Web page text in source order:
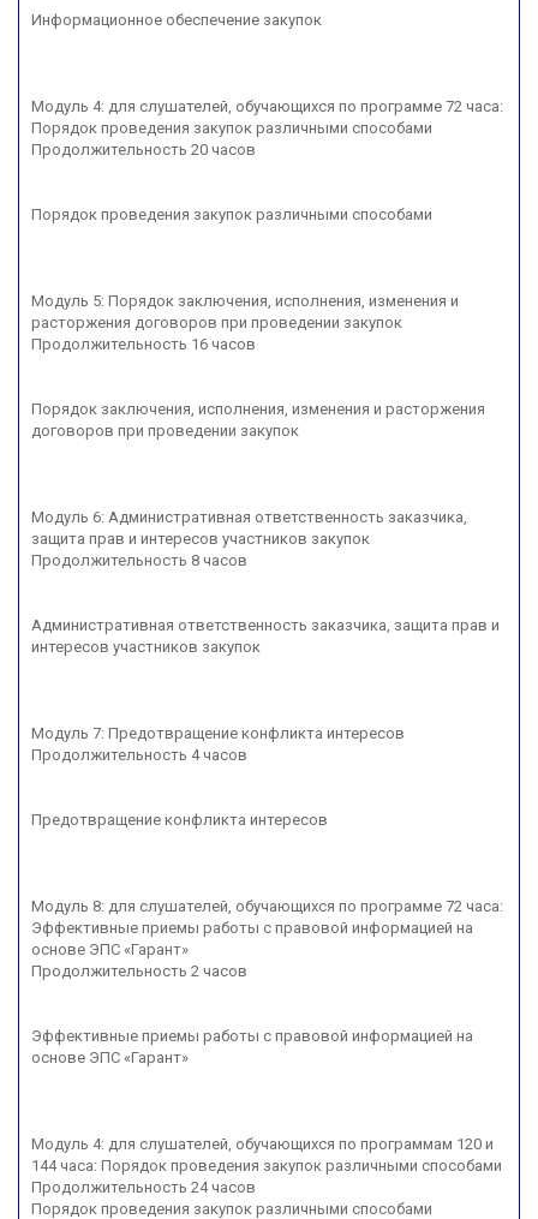
Информационное обеспечение закупок
Модуль 4: для слушателей, обучающихся по программе 72 часа:
Порядок проведения закупок различными способами
Продолжительность 20 часов
Порядок проведения закупок различными способами
Модуль 5: Порядок заключения, исполнения, изменения и
расторжения договоров при проведении закупок
Продолжительность 16 часов
Порядок заключения, исполнения, изменения и расторжения
договоров при проведении закупок
Модуль 6: Административная ответственность заказчика,
защита прав и интересов участников закупок
Продолжительность 8 часов
Административная ответственность заказчика, защита прав и
интересов участников закупок
Модуль 7: Предотвращение конфликта интересов
Продолжительность 4 часов
Предотвращение конфликта интересов
Модуль 8: для слушателей, обучающихся по программе 72 часа:
Эффективные приемы работы с правовой информацией на
основе ЭПС «Гарант»
Продолжительность 2 часов
Эффективные приемы работы с правовой информацией на
основе ЭПС «Гарант»
Модуль 4: для слушателей, обучающихся по программам 120 и
144 часа: Порядок проведения закупок различными способами
Продолжительность 24 часов
Порядок проведения закупок различными способами